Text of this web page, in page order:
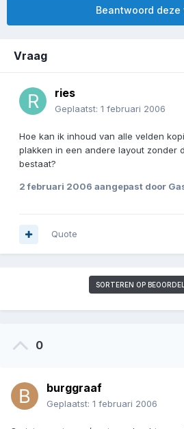
Beantwoord deze
Vraag
ries
Geplaatst: 1 februari 2006
Hoe kan ik inhoud van alle velden
plakken in een andere layout zonder
bestaat?
2 februari 2006 aangepast door
Quote
SORTEREN OP
0
burggraaf
Geplaatst: 1 februari 2006